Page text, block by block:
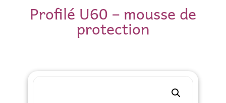
Profilé U60 – mousse de
protection